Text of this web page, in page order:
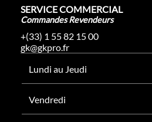
SERVICE COMMERCIAL
Commandes Revendeurs
+(33) 1 55 82 15 00
gk@gkpro.fr
Lundi au Jeudi
Vendredi